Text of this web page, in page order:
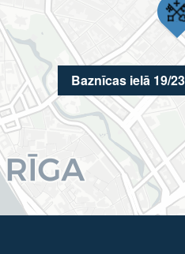
Baznīcas ielā 19/